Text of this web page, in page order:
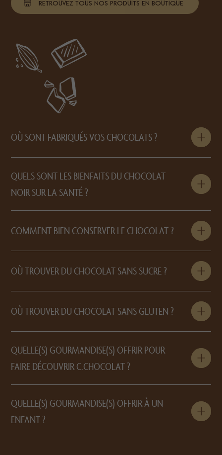
RETROUVEZ TOUS NOS PRODUITS EN BOUTIQUE
OÙ SONT FABRIQUÉS VOS CHOCOLATS ?
QUELS SONT LES BIENFAITS DU CHOCOLAT
NOIR SUR LA SANTÉ ?
COMMENT BIEN CONSERVER LE CHOCOLAT ?
OÙ TROUVER DU CHOCOLAT SANS SUCRE ?
OÙ TROUVER DU CHOCOLAT SANS GLUTEN ?
QUELLE(S) GOURMANDISE(S) OFFRIR POUR
FAIRE DÉCOUVRIR C.CHOCOLAT ?
QUELLE(S) GOURMANDISE(S) OFFRIR À UN
ENFANT ?